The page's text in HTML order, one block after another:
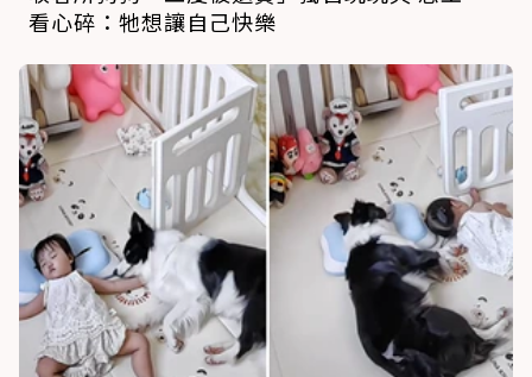
看心碎：牠想讓自己快樂